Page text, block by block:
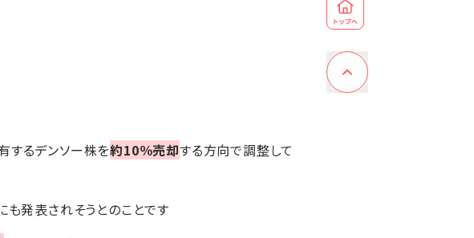
するデンソー株を約10％売却する方向で調整して
も発表されそうとのことです